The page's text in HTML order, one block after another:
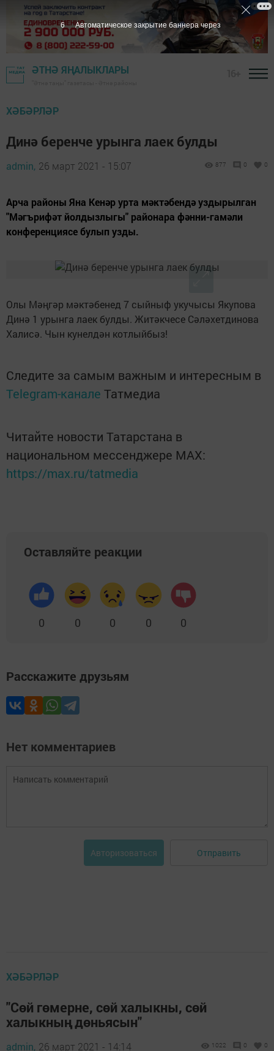
ӘТНӘ ЯҢАЛЫКЛАРЫ
ХӘБӘРЛӘР
Динә беренче урынга лаек булды
admin, 26 март 2021 - 15:07 877 0 0
Арча районы Яна Кенәр урта мәктәбендә уздырылган
"Мәгърифәт йолдызлыгы" районара фәнни-гамәли
конференциясе булып узды.
Олы Мәңгәр мәктәбенед 7 сыйныф укучысы Якупова
Динә 1 урынга лаек булды. Житәкчесе Сәләхетдинова
Халисә. Чын кунелдән котлыйбыз!
Следите за самым важным и интересным в
Telegram-канале Татмедиа
Читайте новости Татарстана в
национальном мессенджере MАХ:
https://max.ru/tatmedia
Оставляйте реакции
0 0 0 0 0
Расскажите друзьям
Нет комментариев
Авторизоваться Отправить
ХӘБӘРЛӘР
"Сөй гөмерне, сөй халыкны, сөй
халыкның дөньясын"
admin, 26 март 2021 - 14:14 1022 0 0
5 Автоматическое закрытие баннера через